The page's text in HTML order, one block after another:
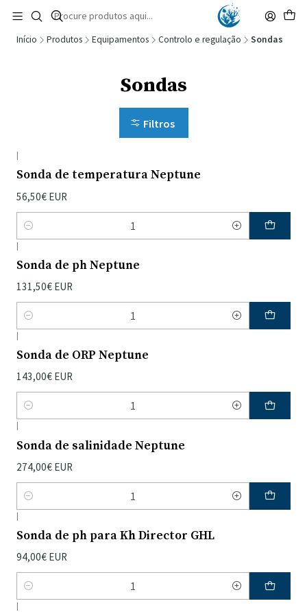
🚚 Portugal Continental: Portes Grátis desde 149,90€ (Envio extresso: 14,90€)
Ler mais
Início Produtos Equipamentos Controlo e regulação Sondas
Sondas
Filtros
|
Sonda de temperatura Neptune
56,50€ EUR
Quantidade
|
Sonda de ph Neptune
131,50€ EUR
Quantidade
|
Sonda de ORP Neptune
143,00€ EUR
Quantidade
|
Sonda de salinidade Neptune
274,00€ EUR
Quantidade
|
Sonda de ph para Kh Director GHL
94,00€ EUR
Quantidade
|